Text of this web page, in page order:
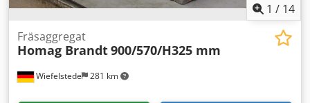
1 / 14
Wiefelstede 281 km
Fräsaggregat
Homag Brandt900/570/H325 mm